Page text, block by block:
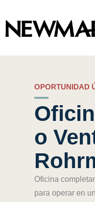
to
content
OPORTUNIDAD
o
Oficina
para operar en